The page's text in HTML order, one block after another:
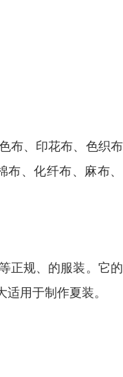
布、印花布、色织
布、化纤布、麻布
正规、的服装。它
用于制作夏装。